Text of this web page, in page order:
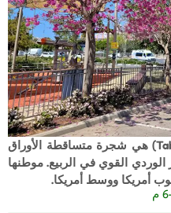
تابيبويا وردية (Tabebuia impetiginosa) هي شجرة متساقطة الأوراق
الوردي القوي في الربيع. موطنها
أمريكا ووسط أمريكا.